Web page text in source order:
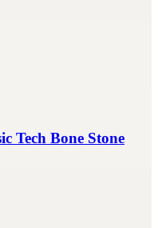
Tech Bone Stone